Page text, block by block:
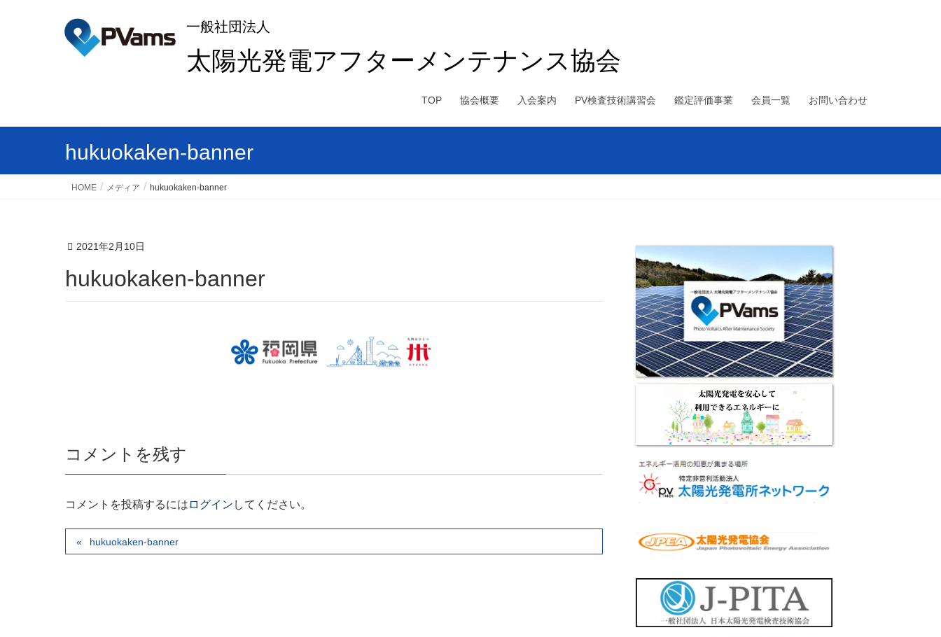
一般社団法人
太陽光発電アフターメンテナンス協会
TOP 協会概要 入会案内 PV検査技術講習会 鑑定評価事業 会員一覧 お問い合わせ
hukuokaken-banner
HOME メディア hukuokaken-banner
2021年2月10日
hukuokaken-banner
コメントを残す
コメントを投稿するには ログイン してください。
hukuokaken-banner